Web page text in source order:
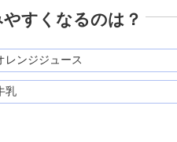
すくなるのは？
レンジジュース
乳